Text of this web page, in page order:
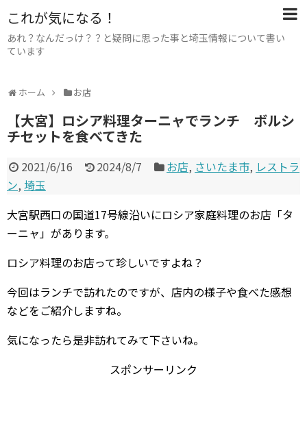
これが気になる！
あれ？なんだっけ？？と疑問に思った事と埼玉情報について書い
ています
ホーム お店
【大宮】ロシア料理ターニャでランチ ボルシ
チセットを食べてきた
2021/6/16 2024/8/7 お店, さいたま市, レストラ
ン, 埼玉
大宮駅西口の国道17号線沿いにロシア家庭料理のお店「タ
ーニャ」があります。
ロシア料理のお店って珍しいですよね？
今回はランチで訪れたのですが、店内の様子や食べた感想
などをご紹介しますね。
気になったら是非訪れてみて下さいね。
スポンサーリンク